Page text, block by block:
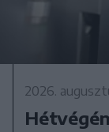
2026.